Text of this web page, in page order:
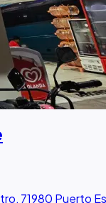
71980 Puerto